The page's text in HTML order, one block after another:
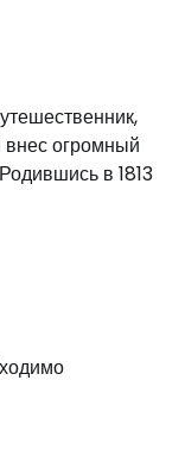
внес огромный
в 1813